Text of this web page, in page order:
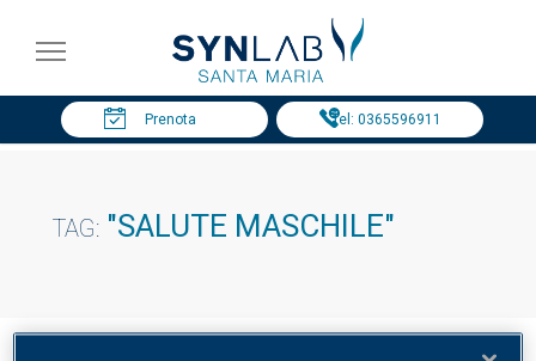
Prenota Tel: 0365596911
TAG: "SALUTE MASCHILE"